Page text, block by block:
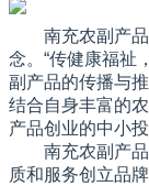
南充农副产
念。“传健康福祉
副产品的传播与
结合自身丰富的
产品创业的中小
南充农副产
质和服务创立品